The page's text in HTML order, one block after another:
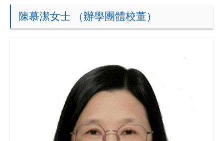
陳慕潔女士 （辦學團體校董）